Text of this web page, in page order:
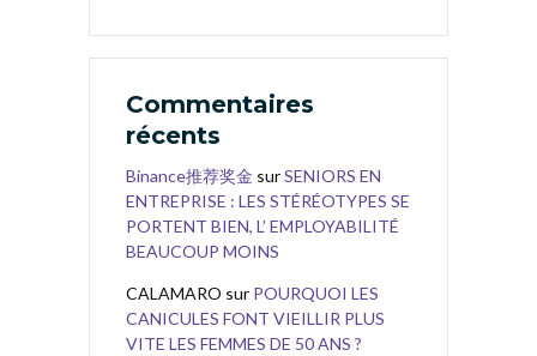
Commentaires
récents
Binance推荐奖金 surSENIORS EN
ENTREPRISE : LES STÉRÉOTYPES SE
PORTENT BIEN, L’ EMPLOYABILITÉ
BEAUCOUP MOINS
CALAMARO sur POURQUOI LES
CANICULES FONT VIEILLIR PLUS
VITE LES FEMMES DE 50 ANS ?